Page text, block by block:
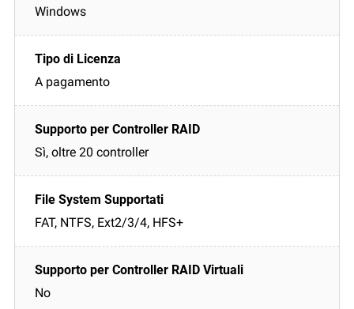
Windows
A pagamento
Sì, oltre 20 controller
FAT, NTFS, Ext2/3/4, HFS+
No